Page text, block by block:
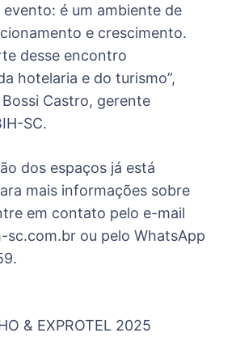
evento: é um ambiente de
e crescimento.
desse encontro
hotelaria e do turismo”,
Castro, gerente
SC.
dos espaços já está
mais informações sobre
em contato pelo e-mail
sc.com.br ou pelo WhatsApp
& EXPROTEL 2025